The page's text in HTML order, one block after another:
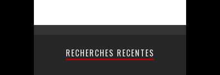
RECHERCHES RECENTES